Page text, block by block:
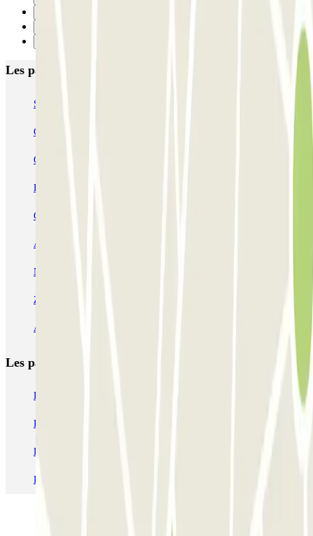
Les parkings les mieux notés à Naples
Supergarage Napoli
Garage Scarpato - Shuttle - Aeroporto di Napoli
QUICK Parking Napoli - Piazza Nazionale - Stazione Centrale
Porta di Massa Napoli QUICK
GEPARK Cacciottoli
Autorimessa Travaglione - Stazione di Napoli Piazza Amedeo
Napoli Parking - Shuttle - Aeroporto di Napoli - Scoperto
Zeus - Stazione di Pompei Scavi - Villa dei Misteri
Autoparcheggio KING - Via Gianturco
Les parkings les
Parking Paris
Parking Charles de Gaulle - Roissy Aeroport
Parking Aéroport Roland Garros La Réunion P4 Longue Durée
Parking Aéroport Barcelone